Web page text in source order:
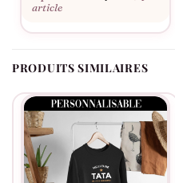
article
PRODUITS SIMILAIRES